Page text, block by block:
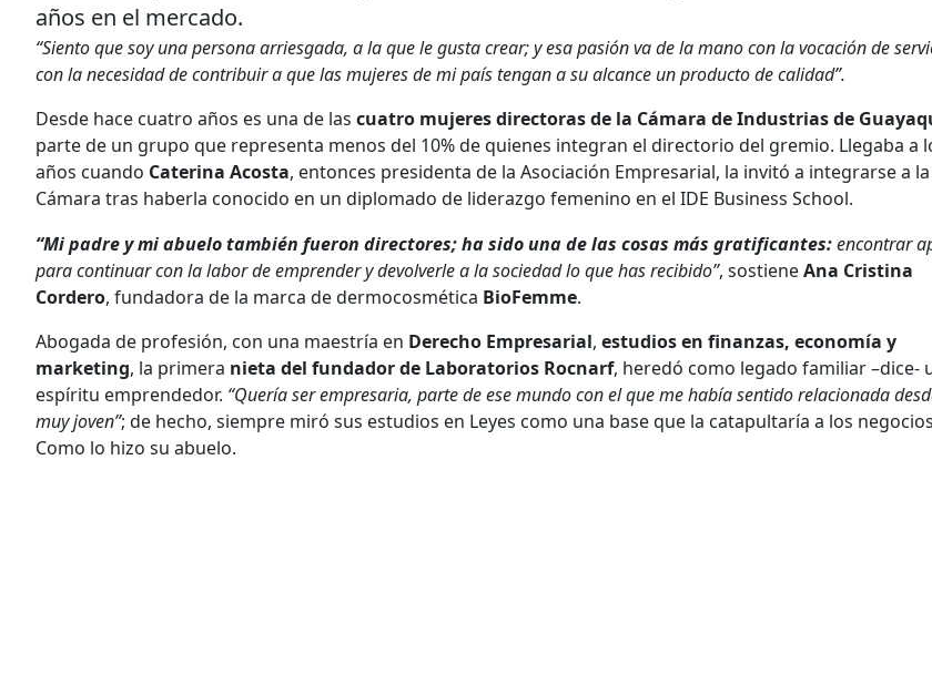
años en el mercado.
“Siento que soy una persona arriesgada, a la que le gusta crear; y esa pasión va de la mano con la vocación de
con la necesidad de contribuir a que las mujeres de mi país tengan a su alcance un producto de calidad”.
Desde hace cuatro años es una de las cuatro mujeres directoras de la Cámara de Industrias de
parte de un grupo que representa menos del 10% de quienes integran el directorio del gremio. Llegaba a
años cuando Caterina Acosta, entonces presidenta de la Asociación Empresarial, la invitó a integrarse a la
Cámara tras haberla conocido en un diplomado de liderazgo femenino en el IDE Business School.
“Mi padre y mi abuelo también fueron directores; ha sido una de las cosas más gratificantes:encontrar
para continuar con la labor de emprender y devolverle a la sociedad lo que has recibido”, sostieneAna Cristina
Cordero, fundadora de la marca de dermocosmética BioFemme.
Abogada de profesión, con una maestría en Derecho Empresarial, estudios en finanzas, economía y
marketing, la primera nieta del fundador de Laboratorios Rocnarf, heredó como legado familiar –dice-
espíritu emprendedor. “Quería ser empresaria, parte de ese mundo con el que me había sentido relacionada
muy joven”; de hecho, siempre miró sus estudios en Leyes como una base que la catapultaría a los
Como lo hizo su abuelo.